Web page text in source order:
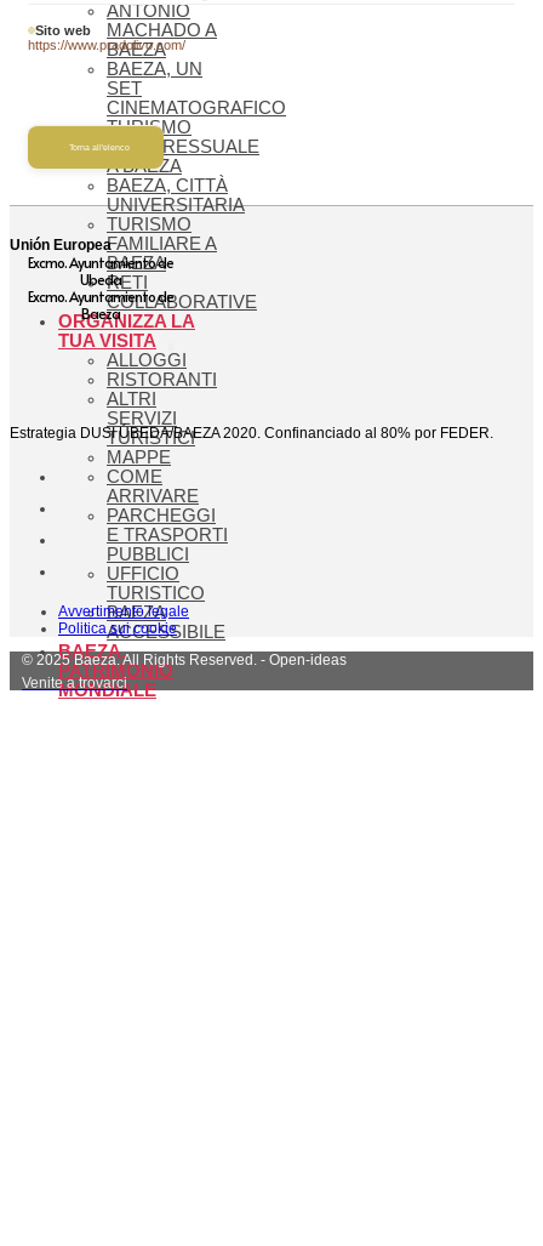
ANTONIO
MACHADO A
BAEZA
BAEZA, UN
SET
CINEMATOGRAFICO
TURISMO
CONGRESSUALE
A BAEZA
BAEZA, CITTÀ
UNIVERSITARIA
TURISMO
FAMILIARE A
BAEZA
RETI
COLLABORATIVE
ORGANIZZA LA
TUA VISITA
ALLOGGI
RISTORANTI
ALTRI
SERVIZI
TURISTICI
MAPPE
COME
ARRIVARE
PARCHEGGI
E TRASPORTI
PUBBLICI
UFFICIO
TURISTICO
BAEZA
ACCESSIBILE
BAEZA,
PATRIMONIO
MONDIALE
Sito web
https://www.pradolivo.com/
Torna all'elenco
Unión Europea
Excmo. Ayuntamiento de
Ubeda
Excmo. Ayuntamiento de
Baeza
Estrategia DUSI ÚBEDA/BAEZA 2020. Confinanciado al 80% por FEDER.
Avvertimento legale
Politica sui cookie
© 2025 Baeza. All Rights Reserved. - Open-ideas
Venite a trovarci